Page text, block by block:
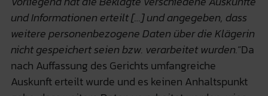
und Informationen erteilt […] und angegeben, dass
weitere personenbezogene Daten über die Klägerin
nicht gespeichert seien bzw. verarbeitet wurden.“Da
nach Auffassung des Gerichts umfangreiche
Auskunft erteilt wurde und es keinen Anhaltspunkt